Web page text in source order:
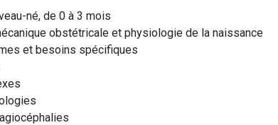
né, de 0 à 3 mois
obstétricale et physiologie de la naissance
et besoins spécifiques